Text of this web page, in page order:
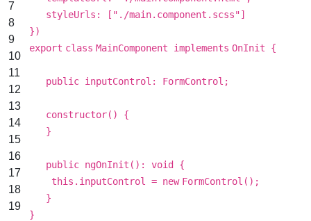
7
8
9
10
11
12
13
14
15
16
17
18
19
styleUrls: [ "./main.component.scss"]
})
export class MainComponent implements OnInit {
public inputControl: FormControl;
constructor() {
}
public ngOnInit(): void {
this .inputControl = new FormControl();
}
}